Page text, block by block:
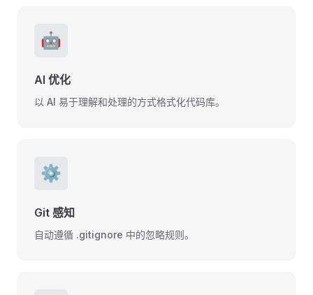
🤖
AI 优化
以 AI 易于理解和处理的方式格式化代码库。
⚙️
Git 感知
自动遵循 .gitignore 中的忽略规则。